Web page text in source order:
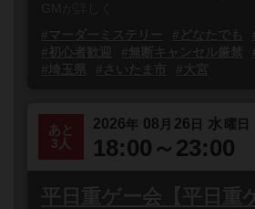
GMが詳しく...
#マーダーミステリー
#どなたでも
#初心者歓迎
#無断キャンセル厳禁
#埼玉県
#さいたま市 #大宮
あと
3人
2026年 08 月 26 日 水 曜日
18:00～23:00
平日重ゲー会【平日重